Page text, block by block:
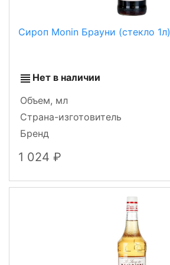
Сироп Monin Брауни (стекло 1л)
Нет в наличии
Объем, мл
Страна-изготовитель
Бренд
1 024